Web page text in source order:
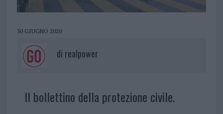
30 GIUGNO 2020
di realpower
Il bollettino della protezione civile.